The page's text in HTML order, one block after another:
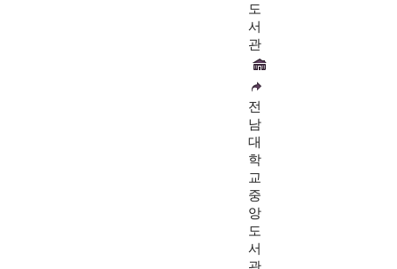
도
서
관
전
남
대
학
교
중
앙
도
서